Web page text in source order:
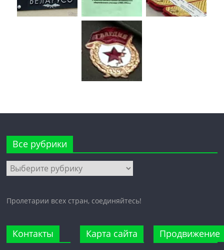
Все рубрики
Все
рубрики
Пролетарии всех стран, соединяйтесь!
Контакты Карта сайта Продвижение